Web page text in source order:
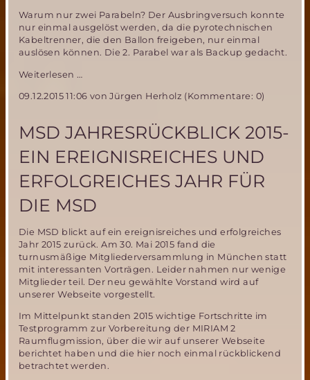
Warum nur zwei Parabeln? Der Ausbringversuch konnte
nur einmal ausgelöst werden, da die pyrotechnischen
Kabeltrenner, die den Ballon freigeben, nur einmal
auslösen können. Die 2. Parabel war als Backup gedacht.
Weiterlesen …
Parabelflug
Ballonauswurftest
09.12.2015 11:06 von Jürgen Herholz (Kommentare: 0)
MSD JAHRESRÜCKBLICK 2015-
EIN EREIGNISREICHES UND
ERFOLGREICHES JAHR FÜR
DIE MSD
Die MSD blickt auf ein ereignisreiches und erfolgreiches
Jahr 2015 zurück. Am 30. Mai 2015 fand die
turnusmäßige Mitgliederversammlung in München statt
mit interessanten Vorträgen. Leider nahmen nur wenige
Mitglieder teil. Der neu gewählte Vorstand wird auf
unserer Webseite vorgestellt.
Im Mittelpunkt standen 2015 wichtige Fortschritte im
Testprogramm zur Vorbereitung der MIRIAM 2
Raumflugmission, über die wir auf unserer Webseite
berichtet haben und die hier noch einmal rückblickend
betrachtet werden.